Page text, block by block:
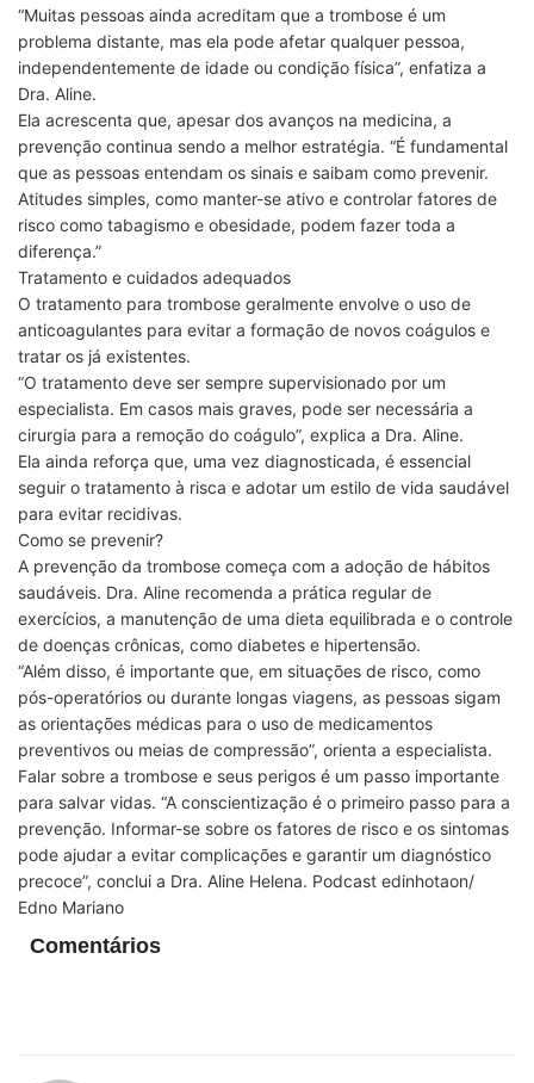
“Muitas pessoas ainda acreditam que a trombose é um
problema distante, mas ela pode afetar qualquer pessoa,
independentemente de idade ou condição física”, enfatiza a
Dra. Aline.
Ela acrescenta que, apesar dos avanços na medicina, a
prevenção continua sendo a melhor estratégia. “É fundamental
que as pessoas entendam os sinais e saibam como prevenir.
Atitudes simples, como manter-se ativo e controlar fatores de
risco como tabagismo e obesidade, podem fazer toda a
diferença.”
Tratamento e cuidados adequados
O tratamento para trombose geralmente envolve o uso de
anticoagulantes para evitar a formação de novos coágulos e
tratar os já existentes.
“O tratamento deve ser sempre supervisionado por um
especialista. Em casos mais graves, pode ser necessária a
cirurgia para a remoção do coágulo”, explica a Dra. Aline.
Ela ainda reforça que, uma vez diagnosticada, é essencial
seguir o tratamento à risca e adotar um estilo de vida saudável
para evitar recidivas.
Como se prevenir?
A prevenção da trombose começa com a adoção de hábitos
saudáveis. Dra. Aline recomenda a prática regular de
exercícios, a manutenção de uma dieta equilibrada e o controle
de doenças crônicas, como diabetes e hipertensão.
“Além disso, é importante que, em situações de risco, como
pós-operatórios ou durante longas viagens, as pessoas sigam
as orientações médicas para o uso de medicamentos
preventivos ou meias de compressão”, orienta a especialista.
Falar sobre a trombose e seus perigos é um passo importante
para salvar vidas. “A conscientização é o primeiro passo para a
prevenção. Informar-se sobre os fatores de risco e os sintomas
pode ajudar a evitar complicações e garantir um diagnóstico
precoce”, conclui a Dra. Aline Helena. Podcast edinhotaon/
Edno Mariano
Comentários